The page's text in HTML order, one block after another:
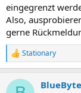
eingegrenzt
Also,
gerne
R
e
k
Stationary
BlueByte